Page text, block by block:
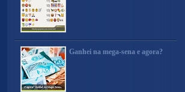
Ganhei na mega-sena e agora?